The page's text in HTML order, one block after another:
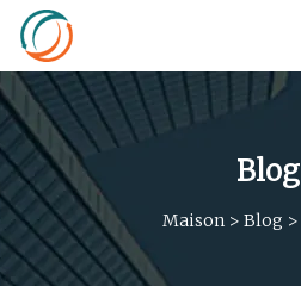
Blog
Maison > Blog >